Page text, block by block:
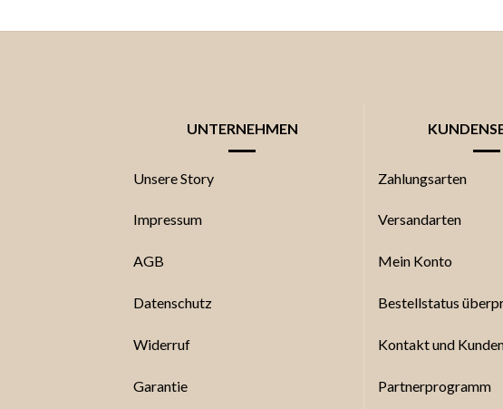
UNTERNEHMEN
Unsere Story
Impressum
AGB
Datenschutz
Widerruf
Garantie
Zahlungsarten
Versandarten
Mein Konto
Bestellstatus
Kontakt und
Partnerprogramm